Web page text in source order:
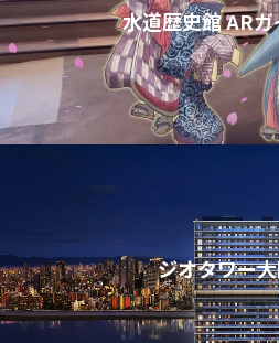
水道歴史館 AR
ジオタワー